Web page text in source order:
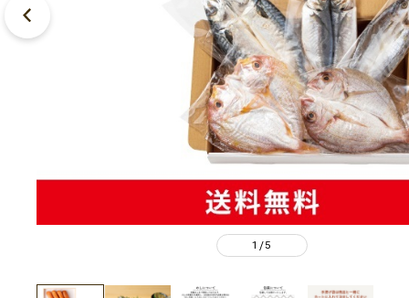
1 /5